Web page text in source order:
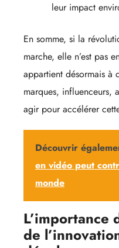
leur impact
En somme, si la
marche, elle n’est pas
appartient désormais à
marques, influenceurs,
agir pour accélérer
Découvrir
en vidéo peut
monde
L’importance
de